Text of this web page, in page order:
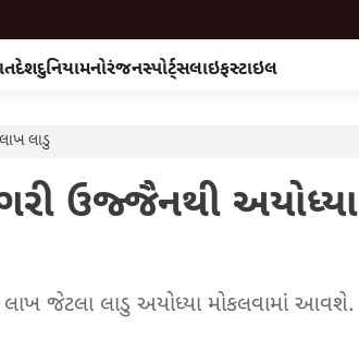
દેશદુનિયામનોરંજનસ્પોર્ટ્સલાઇફસ્ટાઇલ
લાડુ
નગરી ઉજ્જૈનથી અયોધ્યા
લાખ જેટલા લાડુ અયોધ્યા મોકલવામાં આવશે.